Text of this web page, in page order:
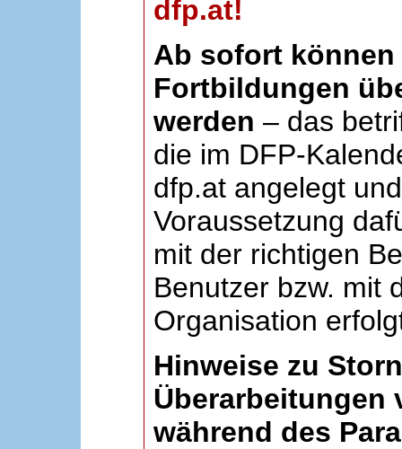
dfp.at!
Ab sofort können
Fortbildungen
werden – das
die im DFP-
dfp.at angelegt
Voraussetzung
mit der richtigen
Benutzer bzw. mit
Organisation
Hinweise zu
Überarbeitungen
während des